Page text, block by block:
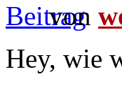
von
Hey, wie